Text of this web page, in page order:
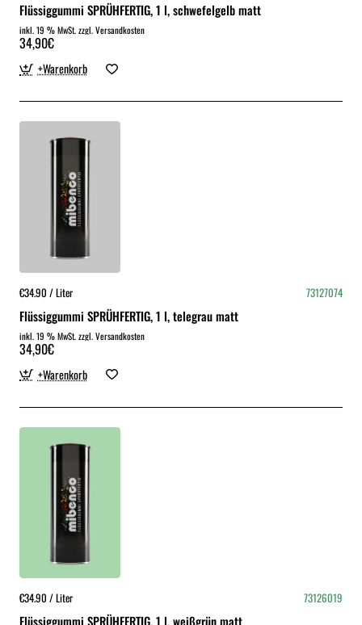
Flüssiggummi SPRÜHFERTIG, 1 l, schwefelgelb matt
inkl. 19 % MwSt. zzgl. Versandkosten
34,90€
+Warenkorb
€34.90 / Liter 73127074
Flüssiggummi SPRÜHFERTIG, 1 l, telegrau matt
inkl. 19 % MwSt. zzgl. Versandkosten
34,90€
+Warenkorb
€34.90 / Liter 73126019
Flüssiggummi SPRÜHFERTIG, 1 l, weißgrün matt